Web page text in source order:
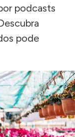
podcasts
pode